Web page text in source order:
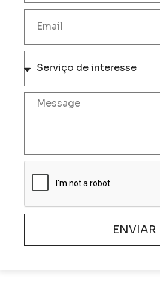
ENVIAR